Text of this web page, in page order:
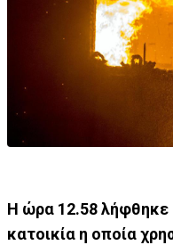
Η ώρα 12.58 λήφθηκε
κατοικία η οποία